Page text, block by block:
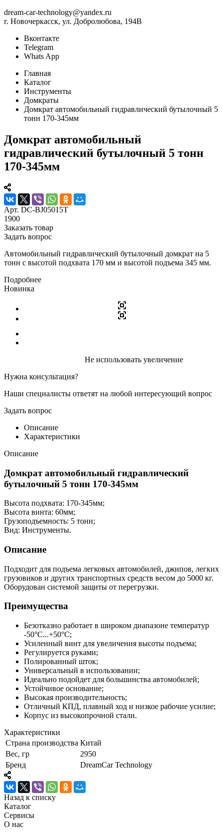
dream-car-technology@yandex.ru
г. Новочеркасск, ул. Добролюбова, 194В
Вконтакте
Telegram
Whats App
Главная
Каталог
Инструменты
Домкраты
Домкрат автомобильный гидравлический бутылочный 5
тонн 170-345мм
Домкрат автомобильный
гидравлический бутылочный 5 тонн
170-345мм
Арт. DC-BJ05015T
1900
Заказать товар
Задать вопрос
Автомобильный гидравлический бутылочный домкрат на 5
тонн с высотой подхвата 170 мм и высотой подъема 345 мм.
Подробнее
Новинка
Не использовать увеличение
Нужна консультация?
Наши специалисты ответят на любой интересующий вопрос
Задать вопрос
Описание
Характеристики
Описание
Домкрат автомобильный гидравлический
бутылочный 5 тонн 170-345мм
Высота подхвата: 170-345мм;
Высота винта: 60мм;
Грузоподъемность: 5 тонн;
Вид: Инструменты.
Описание
Подходит для подъема легковых автомобилей, джипов, легких
грузовиков и других транспортных средств весом до 5000 кг.
Оборудован системой защиты от перегрузки.
Преимущества
Безотказно работает в широком диапазоне температур
-50°C...+50°C;
Усиленный винт для увеличения высоты подъема;
Регулируется руками;
Полированный шток;
Универсальный в использовании;
Идеально подойдет для большинства автомобилей;
Устойчивое основание;
Высокая производительность;
Отличный КПД, плавный ход и низкое рабочие усилие;
Корпус из высокопрочной стали.
Характеристики
Страна производства Китай
Вес, гр
2950
Бренд
DreamCar Technology
Назад к списку
Каталог
Сервисы
О нас